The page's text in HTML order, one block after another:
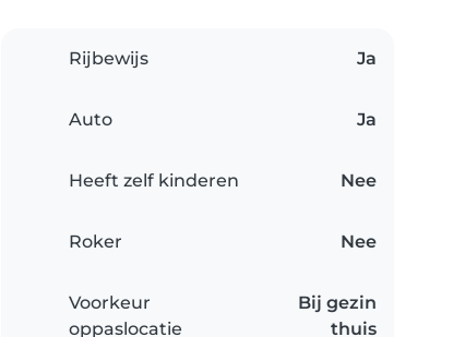
Rijbewijs Ja
Auto Ja
Heeft zelf kinderen Nee
Roker Nee
Voorkeur
oppaslocatie
Bij gezin
thuis